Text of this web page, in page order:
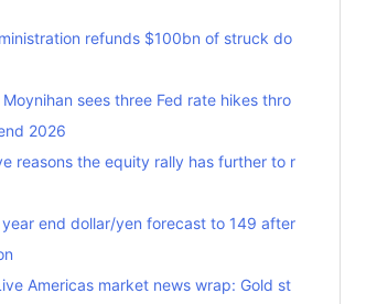
refunds $100bn of struck do
Moynihan sees three Fed rate hikes thro
2026
reasons the equity rally has further to r
end dollar/yen forecast to 149 after
Americas market news wrap: Gold st